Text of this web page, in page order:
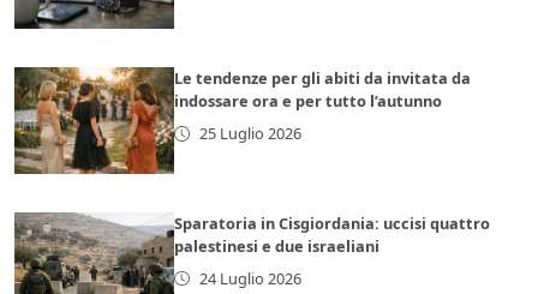
Le tendenze per gli abiti da invitata da
indossare ora e per tutto l’autunno
25 Luglio 2026
Sparatoria in Cisgiordania: uccisi quattro
palestinesi e due israeliani
24 Luglio 2026